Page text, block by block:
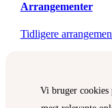
Arrangementer
Tidligere
Vi bruger cookies